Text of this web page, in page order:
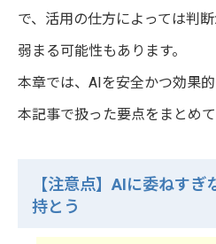
で、活用の仕方によっては判
弱まる可能性もあります。
本章では、AIを安全かつ効果
本記事で扱った要点をまとめて
【注意点】AIに委ねすぎ
持とう